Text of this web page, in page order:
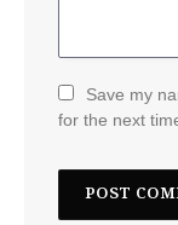
Save my
for the next